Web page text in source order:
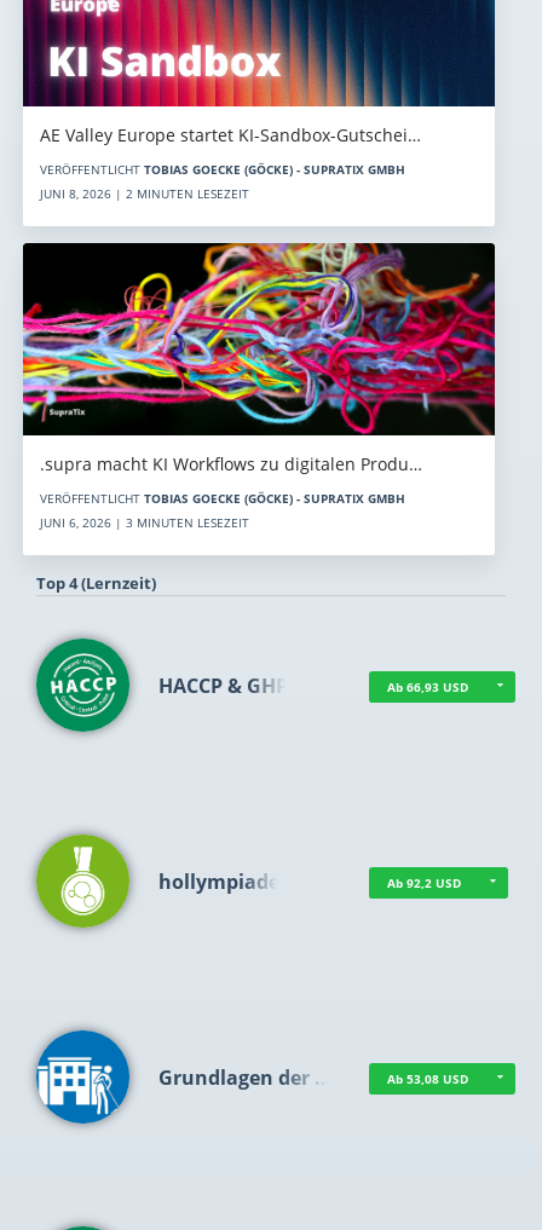
AE Valley Europe startet KI-Sandbox-Gutschei…
VERÖFFENTLICHT TOBIAS GOECKE (GÖCKE) - SUPRATIX GMBH
JUNI 8, 2026 | 2 MINUTEN LESEZEIT
.supra macht KI Workflows zu digitalen Produ…
VERÖFFENTLICHT TOBIAS GOECKE (GÖCKE) - SUPRATIX GMBH
JUNI 6, 2026 | 3 MINUTEN LESEZEIT
Top 4 (Lernzeit)
HACCP & GHP Ab 66,93 USD
hollympiade Ab 92,2 USD
Grundlagen der … Ab 53,08 USD